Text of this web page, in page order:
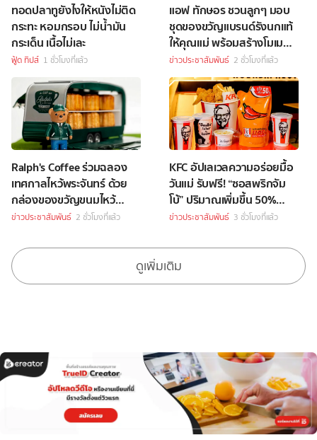
ทอดปลาทูยังไงให้หนังไม่ติด
กระทะ หอมกรอบ ไม่น้ำมัน
กระเด็น เนื้อไม่เละ
ฟู้ด ทิปส์ 1 ชั่วโมงที่แล้ว
แอฟ ทักษอร ชวนลูกๆ มอบ
ชุดของขวัญแบรนด์รังนกแท้
ให้คุณแม่ พร้อมสร้างโมเมนต์
อบอุ่น แคมเปญ ให้แบรนด์
แทนใจบอกรักแม่คนเก่งของ
ลูก
ข่าวประชาสัมพันธ์ 2 ชั่วโมงที่แล้ว
Ralph's Coffee ร่วมฉลอง
เทศกาลไหว้พระจันทร์ ด้วย
กล่องของขวัญขนมไหว้
พระจันทร์สุดพิเศษ
ข่าวประชาสัมพันธ์ 2 ชั่วโมงที่แล้ว
KFC อัปเลเวลความอร่อยมื้อ
วันแม่ รับฟรี! “ซอสพริกจัม
โบ้” ปริมาณเพิ่มขึ้น 50%
เพียงซื้อชุดบักเก็ตที่ร่วม
ข่าวประชาสัมพันธ์ 3 ชั่วโมงที่แล้ว
ดูเพิ่มเติม